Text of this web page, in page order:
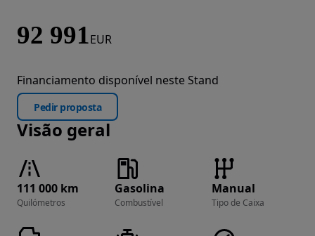
92 991EUR
Financiamento disponível neste Stand
Pedir proposta
Visão geral
111 000 km
Quilómetros
Gasolina
Combustível
Manual
Tipo de Caixa